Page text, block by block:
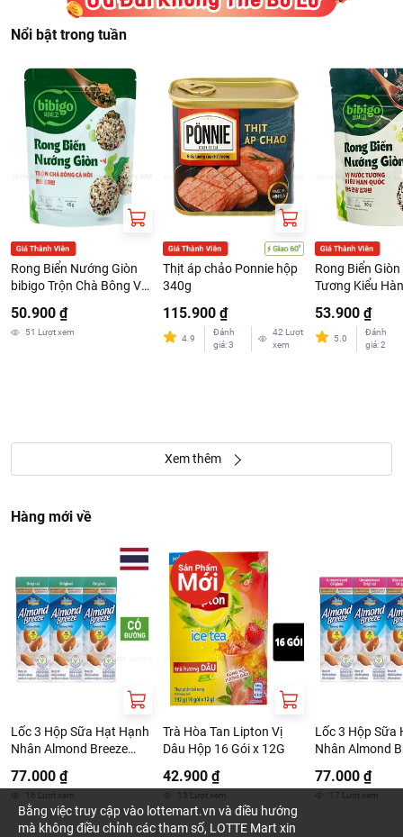
Nổi bật trong tuần
Rong Biển Nướng Giòn
bibigo Trộn Chà Bông Và
50.900 ₫
51 Lượt xem
Thịt áp chảo Ponnie hộp
340g
115.900 ₫
4.9
Đánh
giá:3
42 Lượt
xem
Rong Biển
Tương Kiểu
53.900 ₫
5.0
Đánh
giá:2
Xem thêm
Hàng mới về
Lốc 3 Hộp Sữa Hạt Hạnh
Nhân Almond Breeze
77.000 ₫
16 Lượt xem
Trà Hòa Tan Lipton Vị
Dâu Hộp 16 Gói x 12G
42.900 ₫
13 Lượt xem
Lốc 3 Hộp Sữa
Nhân Almond
77.000 ₫
17 Lượt xem
Bằng việc truy cập vào lottemart.vn và điều hướng
mà không điều chỉnh các tham số, LOTTE Mart xin